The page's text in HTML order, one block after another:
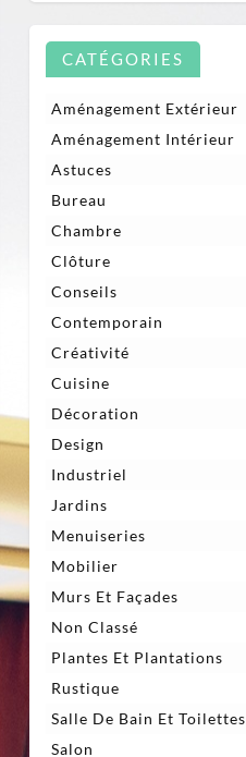
CATÉGORIES
Aménagement Extérieur
Aménagement Intérieur
Astuces
Bureau
Chambre
Clôture
Conseils
Contemporain
Créativité
Cuisine
Décoration
Design
Industriel
Jardins
Menuiseries
Mobilier
Murs Et Façades
Non Classé
Plantes Et Plantations
Rustique
Salle De Bain Et Toilettes
Salon